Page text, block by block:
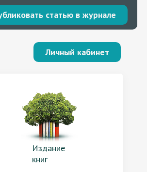
статью в журнале
Личный кабинет
Издание
книг